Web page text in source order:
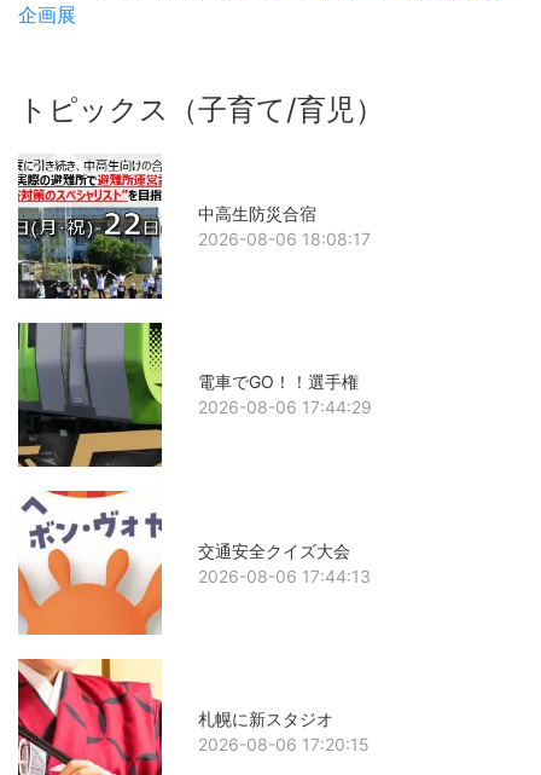
企画展
トピックス（子育て/育児）
中高生防災合宿
2026-08-06 18:08:17
電車でGO！！選手権
2026-08-06 17:44:29
交通安全クイズ大会
2026-08-06 17:44:13
札幌に新スタジオ
2026-08-06 17:20:15